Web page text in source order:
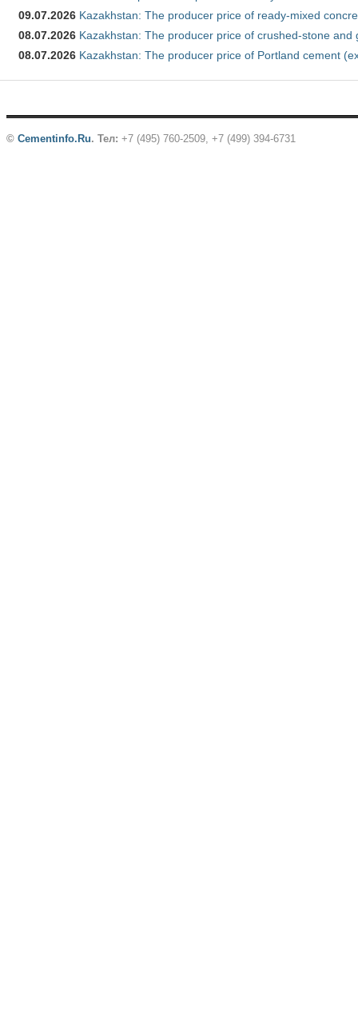
09.07.2026 Kazakhstan: The producer price of ready-mixed
08.07.2026 Kazakhstan: The producer price of crushed-stone and
08.07.2026 Kazakhstan: The producer price of Portland cement
© Cementinfo.Ru. Тел: +7 (495) 760-2509, +7 (499) 394-6731